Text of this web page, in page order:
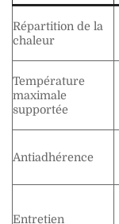
Répartition de la
chaleur
Température
maximale
supportée
Antiadhérence
Entretien